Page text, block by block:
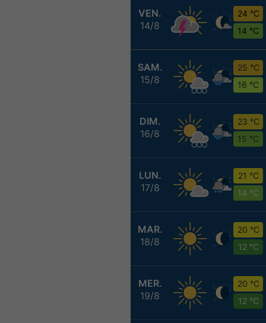
VEN.
14/8
24 °C
14 °C
SAM.
15/8
25 °C
16 °C
DIM.
16/8
23 °C
15 °C
LUN.
17/8
21 °C
14 °C
MAR.
18/8
20 °C
12 °C
MER.
19/8
20 °C
12 °C